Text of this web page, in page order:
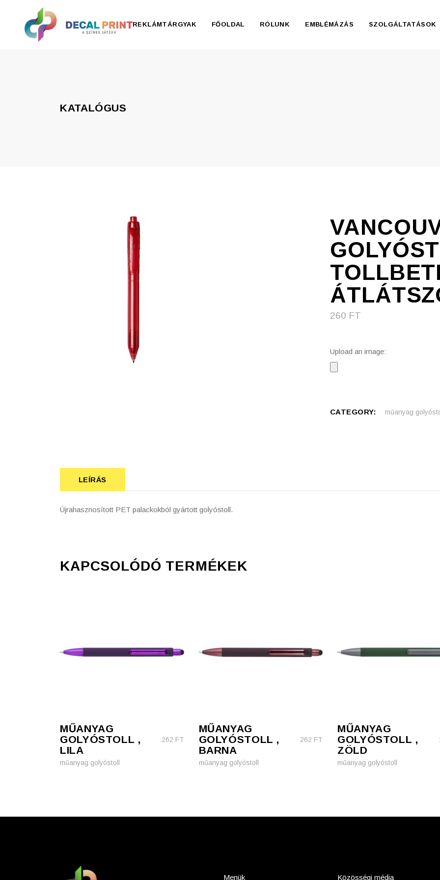
REKLÁMTÁRGYAK
Szépség, egészség
Szerelés, autó
Tárca, kulcstartó
Táska
FŐOLDAL RÓLUNK EMBLÉMÁZÁS SZOLGÁLTATÁSOK
KATALÓGUS
260 FT
Upload an image:
CATEGORY: műanyag
LEÍRÁS
Újrahasznosított PET palackokból gyártott golyóstoll.
KAPCSOLÓDÓ TERMÉKEK
MŰANYAG
GOLYÓSTOLL ,
LILA
262 FT
műanyag golyóstoll
MŰANYAG
GOLYÓSTOLL ,
BARNA
262 FT
műanyag golyóstoll
MŰANYAG
GOLYÓSTOLL ,
ZÖLD
műanyag golyóstoll
Menük Közösségi média